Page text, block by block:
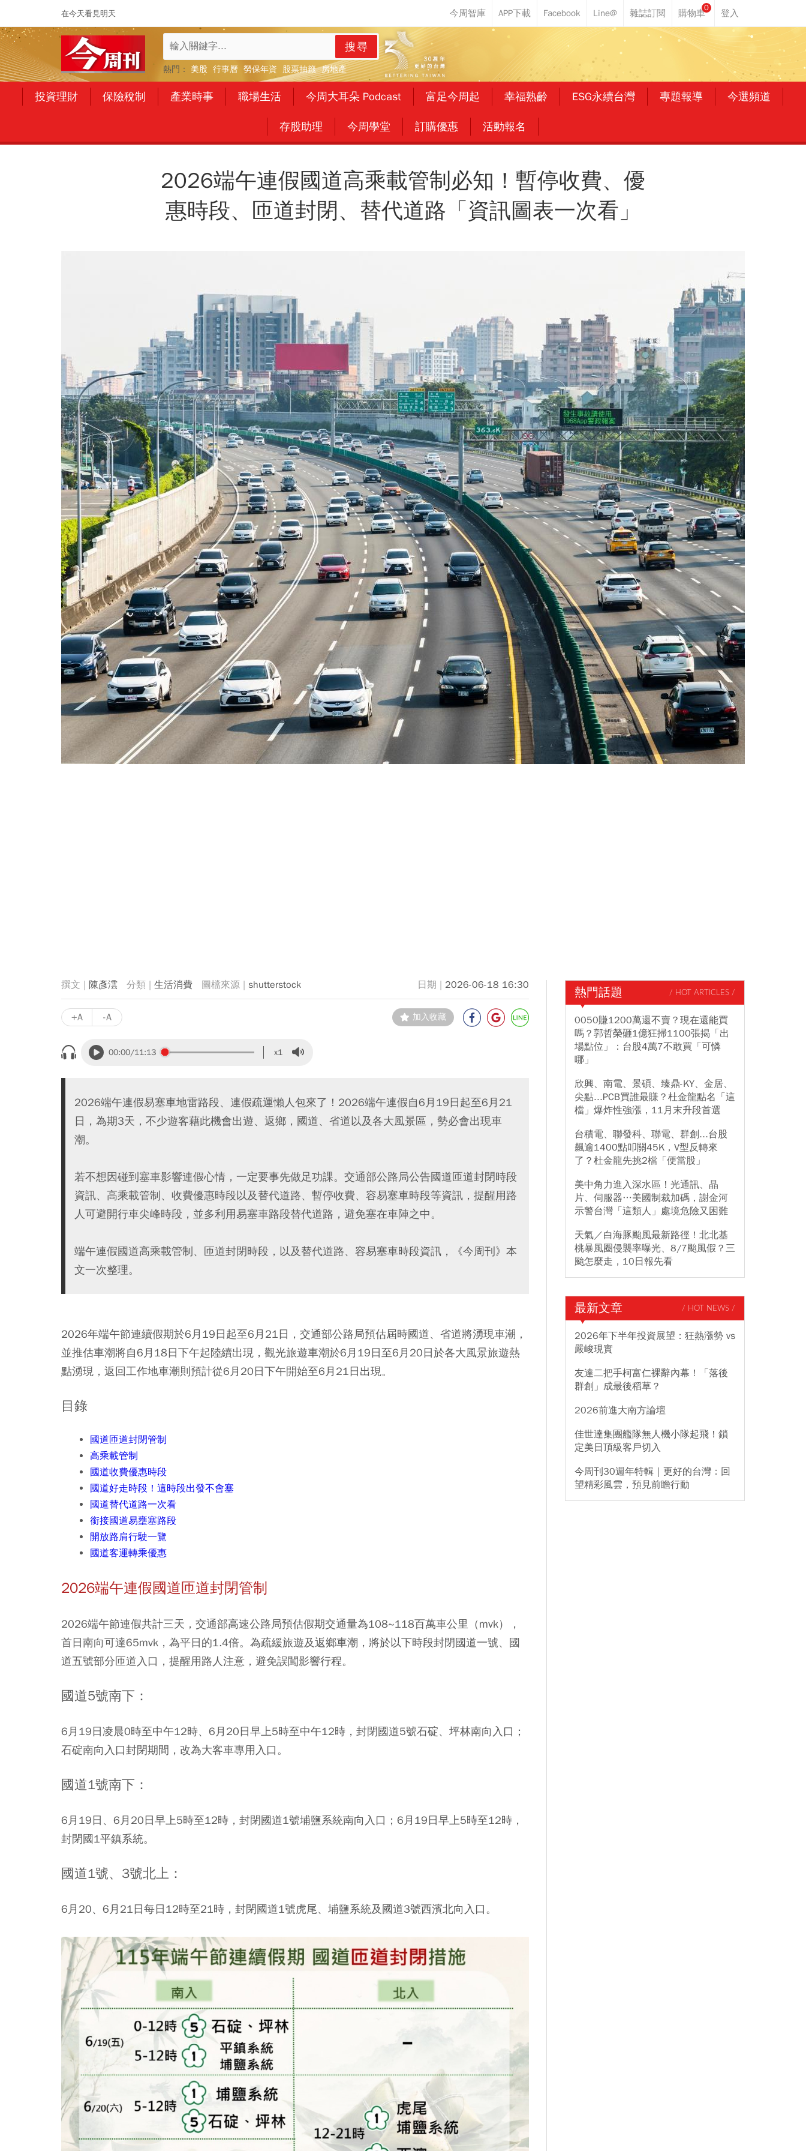
在今天看見明天
0
搜尋
熱門： 美股 行事曆 勞保年資 股票抽籤 房地產
投資理財 保險稅制 產業時事 職場生活 今周大耳朵 Podcast 富足今周起 幸福熟齡 ESG永續台灣 專題報導 今選頻道
存股助理 今周學堂 訂購優惠 活動報名
2026端午連假國道高乘載管制必知！暫停收費、優
惠時段、匝道封閉、替代道路「資訊圖表一次看」
陳彥澐 生活消費 shutterstock 2026-06-18 16:30
+A -A 加入收藏
00:00/11:13 x1
2026端午連假易塞車地雷路段、連假疏運懶人包來了！2026端午連假自6月19日起至6月21
日，為期3天，不少遊客藉此機會出遊、返鄉，國道、省道以及各大風景區，勢必會出現車
潮。
若不想因碰到塞車影響連假心情，一定要事先做足功課。交通部公路局公告國道匝道封閉時段
資訊、高乘載管制、收費優惠時段以及替代道路、暫停收費、容易塞車時段等資訊，提醒用路
人可避開行車尖峰時段，並多利用易塞車路段替代道路，避免塞在車陣之中。
端午連假國道高乘載管制、匝道封閉時段，以及替代道路、容易塞車時段資訊，《今周刊》本
文一次整理。
2026年端午節連續假期於6月19日起至6月21日，交通部公路局預估屆時國道、省道將湧現車潮，
並推估車潮將自6月18日下午起陸續出現，觀光旅遊車潮於6月19日至6月20日於各大風景旅遊熱
點湧現，返回工作地車潮則預計從6月20日下午開始至6月21日出現。
目錄
國道匝道封閉管制
高乘載管制
國道收費優惠時段
國道好走時段！這時段出發不會塞
國道替代道路一次看
銜接國道易壅塞路段
開放路肩行駛一覽
國道客運轉乘優惠
2026端午連假國道匝道封閉管制
2026端午節連假共計三天，交通部高速公路局預估假期交通量為108~118百萬車公里（mvk），
首日南向可達65mvk，為平日的1.4倍。為疏緩旅遊及返鄉車潮，將於以下時段封閉國道一號、國
道五號部分匝道入口，提醒用路人注意，避免誤闖影響行程。
國道5號南下：
6月19日凌晨0時至中午12時、 6月20日早上5時至中午12時，封閉國道5號石碇、坪林南向入口 ；
石碇南向入口封閉期間，改為大客車專用入口。
國道1號南下：
6月19日 、6月20日早上5時至12時，封閉國道1號埔鹽系統南向入口 ；6月19日早上5時至12時，
封閉國1平鎮系統。
國道1號、3號北上：
6月20、6月21日每日12時至21時，封閉國道1號虎尾、埔鹽系統及國道3號西濱北向入口。
熱門話題 / HOT ARTICLES /
0050賺1200萬還不賣？現在還能買
嗎？郭哲榮砸1億狂掃1100張揭「出
場點位」：台股4萬7不敢買「可憐
哪」
欣興、南電、景碩、臻鼎-KY、金居、
尖點...PCB買誰最賺？杜金龍點名「這
檔」爆炸性強漲，11月末升段首選
台積電、聯發科、聯電、群創...台股
飆逾1400點叩關45K，V型反轉來
了？杜金龍先挑2檔「便當股」
美中角力進入深水區！光通訊、晶
片、伺服器…美國制裁加碼，謝金河
示警台灣「這類人」處境危險又困難
天氣／白海豚颱風最新路徑！北北基
桃暴風圈侵襲率曝光、8/7颱風假？三
颱怎麼走，10日報先看
最新文章 / HOT NEWS /
2026年下半年投資展望：狂熱漲勢 vs
嚴峻現實
友達二把手柯富仁裸辭內幕！「落後
群創」成最後稻草？
2026前進大南方論壇
佳世達集團艦隊無人機小隊起飛！鎖
定美日頂級客戶切入
今周刊30週年特輯｜更好的台灣：回
望精彩風雲，預見前瞻行動